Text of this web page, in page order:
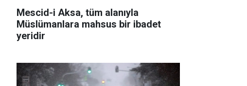
Mescid-i Aksa, tüm alanıyla
Müslümanlara mahsus bir ibadet
yeridir